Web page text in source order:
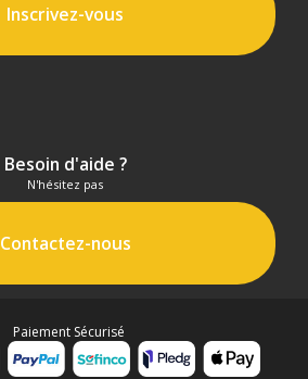
Inscrivez-vous
Besoin d'aide ?
N'hésitez pas
Contactez-nous
Paiement Sécurisé